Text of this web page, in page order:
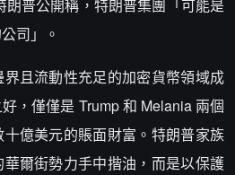
朗普公開稱，特朗普集團「可能是
司」。
且流動性充足的加密貨幣領域成
，僅僅是 Trump 和 Melania 兩個
億美元的賬面財富。特朗普家族
爾街勢力手中揩油，而是以保護